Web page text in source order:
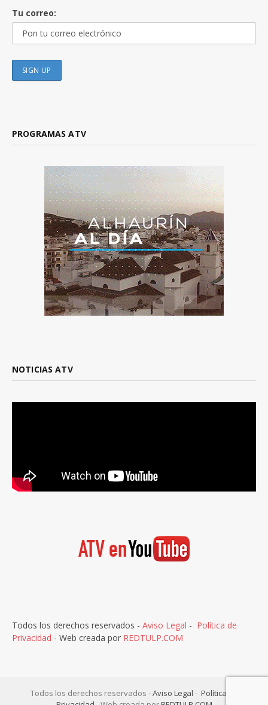
Tu correo:
PROGRAMAS ATV
NOTICIAS ATV
Todos los derechos reservados - Aviso Legal - Política de
Privacidad - Web creada por REDTULP.COM
Todos los derechos reservados -Aviso Legal - Política de